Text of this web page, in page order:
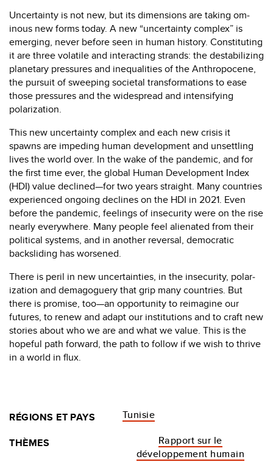
Uncertainty is not new, but its dimensions are taking om­
inous new forms today. A new “uncertainty complex” is
emerging, never before seen in human history. Constitut­ing
it are three volatile and interacting strands: the desta­bilizing
planetary pressures and inequalities of the Anthro­pocene,
the pursuit of sweeping societal transformations to ease
those pressures and the widespread and intensi­fying
polarization.
This new uncertainty complex and each new crisis it
spawns are impeding human development and unsettling
lives the world over. In the wake of the pandemic, and for
the first time ever, the global Human Development Index
(HDI) value declined—for two years straight. Many coun­tries
experienced ongoing declines on the HDI in 2021. Even
before the pandemic, feelings of insecurity were on the rise
nearly everywhere. Many people feel alienated from their
political systems, and in another reversal, dem­ocratic
backsliding has worsened.
There is peril in new uncertainties, in the insecurity, polar­
ization and demagoguery that grip many countries. But
there is promise, too—an opportunity to reimagine our
futures, to renew and adapt our institutions and to craft new
stories about who we are and what we value. This is the
hopeful path forward, the path to follow if we wish to thrive
in a world in flux.
RÉGIONS ET PAYS
Tunisie
THÈMES
Rapport sur le
développement humain